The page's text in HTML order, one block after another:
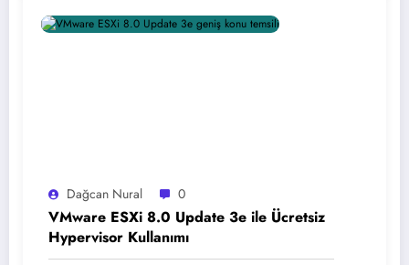
Dağcan Nural 0
VMware ESXi 8.0 Update 3e ile Ücretsiz
Hypervisor Kullanımı